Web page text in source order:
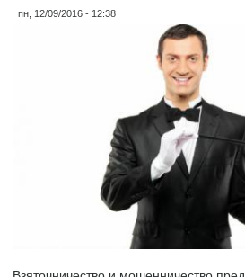
пн, 12/09/2016 - 12:38